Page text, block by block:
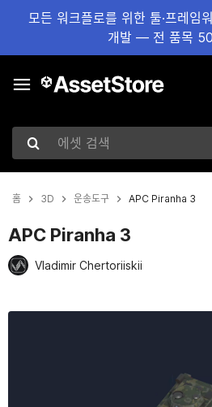
모든 워크플로를 위한 툴·프레임
개발 — 전 품목
에셋 검색
홈 3D 운송도구 APC Piranha 3
APC Piranha 3
Vladimir Chertoriiskii